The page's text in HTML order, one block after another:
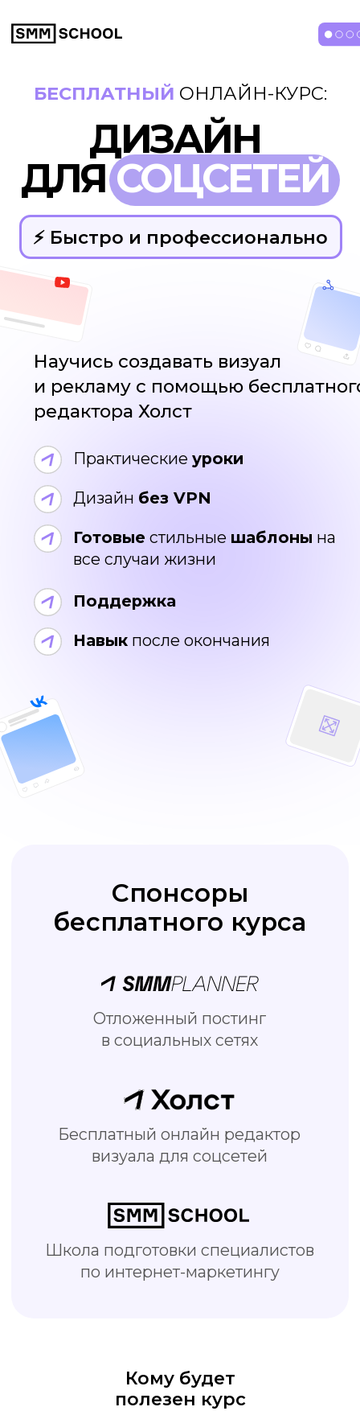
ДИЗАЙН
СОЦСЕТЕЙ
⚡️ Быстро и профессионально
Научись создавать визуал
и рекламу с помощью бесплатного
редактора Холст
Практические
Дизайнбез VPN
Готовыестильныешаблонына
все случаи жизни
Навыкпосле окончания
Спонсоры
бесплатного курса
Школа подготовки специалистов
по интернет-маркетингу
Кому будет
полезен курс
SMM-специалисты
Делайте креативы быстрее и
качественнее, тратьте меньше